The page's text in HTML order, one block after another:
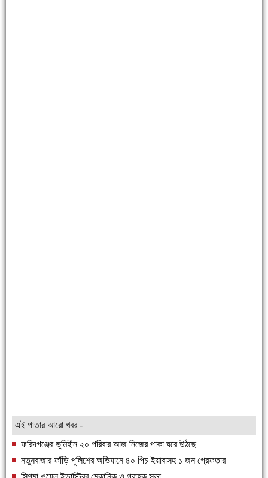
এই পাতার আরো খবর -
ফরিদগঞ্জের ভূমিহীন ২০ পরিবার আজ নিজের পাকা ঘরে উঠছে
নতুনবাজার ফাঁড়ি পুলিশের অভিযানে ৪০ পিচ ইয়াবাসহ ১ জন গ্রেফতার